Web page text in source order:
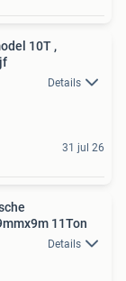
10T ,
Details
31 jul 26
11Ton
Details